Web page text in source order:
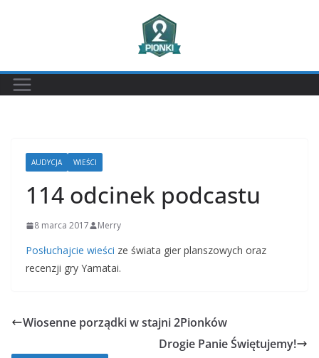
AUDYCJA WIEŚCI
114 odcinek podcastu
8 marca 2017 Merry
Posłuchajcie wieści ze świata gier planszowych oraz
recenzji gry Yamatai.
Wiosenne porządki w stajni 2Pionków
Drogie Panie Świętujemy!